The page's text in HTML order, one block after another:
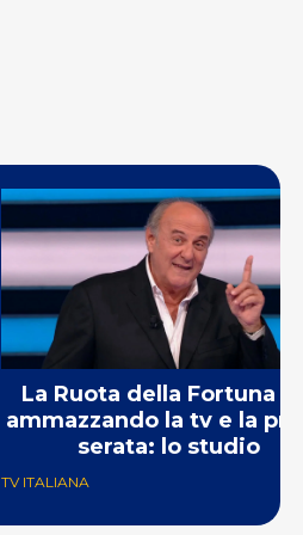
La Ruota della Fortuna sta
ammazzando la tv e la
serata: lo studio
TV ITALIANA